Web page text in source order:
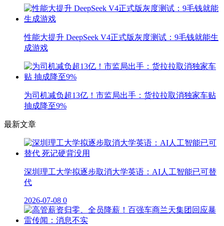
性能大提升 DeepSeek V4正式版灰度测试：9毛钱就能生
成游戏
为司机减负超13亿！市监局出手：货拉拉取消独家车贴
抽成降至9%
最新文章
深圳理工大学拟逐步取消大学英语：AI人工智能已可替
代
2026-07-08 0